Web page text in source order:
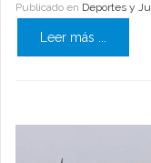
Publicado en Deportes y
Leer más ...